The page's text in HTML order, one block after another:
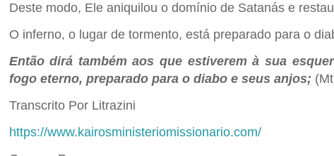
Deste modo, Ele aniquilou o domínio de Satanás e
O inferno, o lugar de tormento, está preparado para o
Então dirá também aos que estiverem à sua
fogo eterno, preparado para o diabo e seus anjos;
Transcrito Por Litrazini
https://www.kairosministeriomissionario.com/